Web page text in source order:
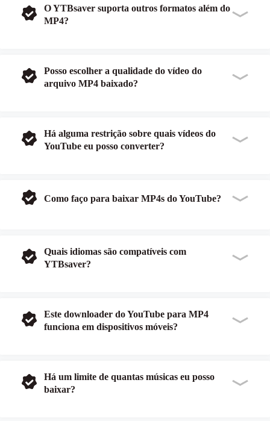
O YTBsaver suporta outros formatos além do
MP4?
Posso escolher a qualidade do vídeo do
arquivo MP4 baixado?
Há alguma restrição sobre quais vídeos do
YouTube eu posso converter?
Como faço para baixar MP4s do YouTube?
Quais idiomas são compatíveis com
YTBsaver?
Este downloader do YouTube para MP4
funciona em dispositivos móveis?
Há um limite de quantas músicas eu posso
baixar?